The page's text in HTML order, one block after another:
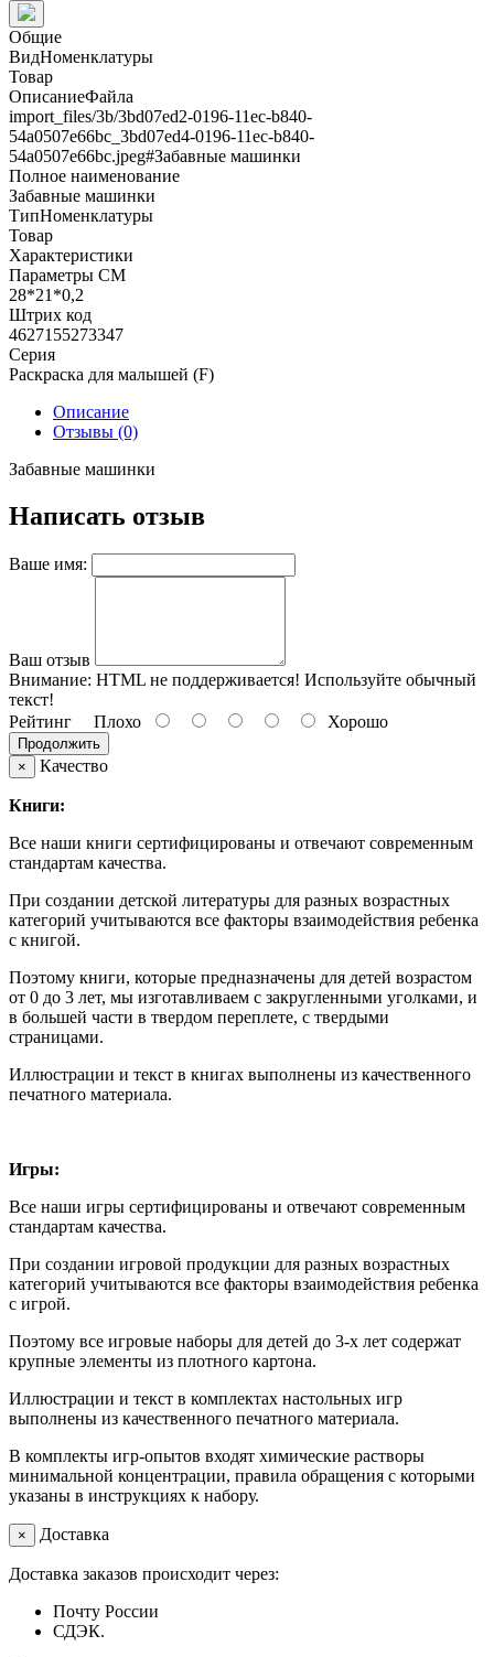
Общие
ВидНоменклатуры
Товар
ОписаниеФайла
import_files/3b/3bd07ed2-0196-11ec-b840-
54a0507e66bc_3bd07ed4-0196-11ec-b840-
54a0507e66bc.jpeg#Забавные машинки
Полное наименование
Забавные машинки
ТипНоменклатуры
Товар
Характеристики
Параметры СМ
28*21*0,2
Штрих код
4627155273347
Серия
Раскраска для малышей (F)
Описание
Отзывы (0)
Забавные машинки
Написать отзыв
Ваше имя:
Ваш отзыв
Внимание: HTML не поддерживается! Используйте обычный
текст!
Рейтинг Плохо Хорошо
Продолжить
×
Качество
Книги:
Все наши книги сертифицированы и отвечают современным
стандартам качества.
При создании детской литературы для разных возрастных
категорий учитываются все факторы взаимодействия ребенка
с книгой.
Поэтому книги, которые предназначены для детей возрастом
от 0 до 3 лет, мы изготавливаем с закругленными уголками, и
в большей части в твердом переплете, с твердыми
страницами.
Иллюстрации и текст в книгах выполнены из качественного
печатного материала.
Игры:
Все наши игры сертифицированы и отвечают современным
стандартам качества.
При создании игровой продукции для разных возрастных
категорий учитываются все факторы взаимодействия ребенка
с игрой.
Поэтому все игровые наборы для детей до 3-х лет содержат
крупные элементы из плотного картона.
Иллюстрации и текст в комплектах настольных игр
выполнены из качественного печатного материала.
В комплекты игр-опытов входят химические растворы
минимальной концентрации, правила обращения с которыми
указаны в инструкциях к набору.
× Доставка
Доставка заказов происходит через:
Почту России
СДЭК.